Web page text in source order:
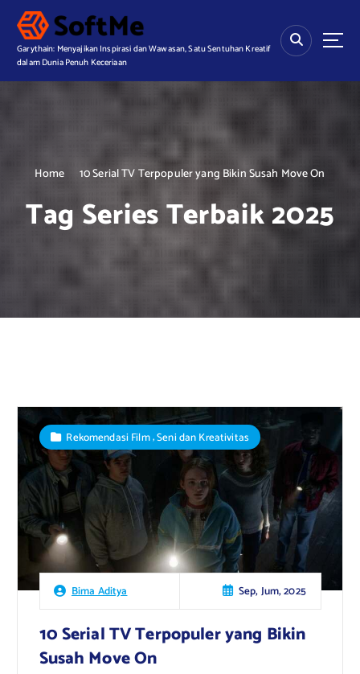
t
Garythain: Menyajikan Inspirasi dan Wawasan, Satu Sentuhan Kreatif
dalam Dunia Penuh Keceriaan
Home 10 Serial TV Terpopuler yang Bikin Susah Move On
Tag Series Terbaik 2025
Bima Aditya Sep, Jum, 2025
Rekomendasi Film,Seni dan Kreativitas
10 Serial TV Terpopuler yang Bikin
Susah Move On